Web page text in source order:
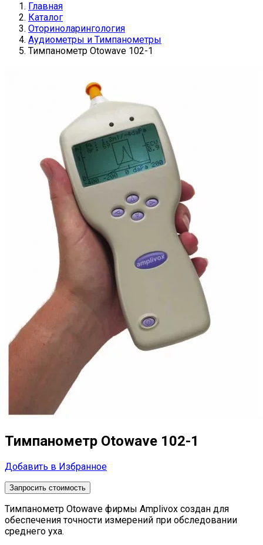
Главная
Каталог
Оториноларингология
Аудиометры и Тимпанометры
Тимпанометр Otowave 102-1
Тимпанометр Otowave 102-1
Добавить в Избранное
Запросить стоимость
Тимпанометр Otowave фирмы Amplivox создан для
обеспечения точности измерений при обследовании
среднего уха.